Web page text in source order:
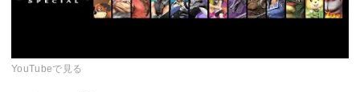
YouTubeで見る